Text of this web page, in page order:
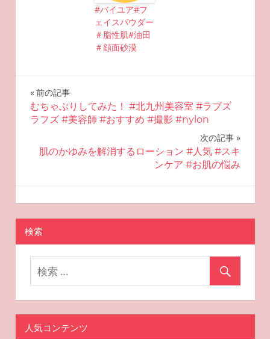
#バイユア#フ
ェイスパウダー
＃脂性肌#油田
＃顔面砂漠
投
稿
ナ
ー
シ
ョ
ン
前の記事
むちゃぶりしてみた！ #北九州美容室 #ラブズ
ラフズ #美容師 #おすすめ #撮影 #nylon
次の記事
肌のかゆみを解消するローション #人気 #スキ
ンケア #お肌の悩み
2024-10-23
miyu
おすすめスキンケア
検索
人気コンテンツ